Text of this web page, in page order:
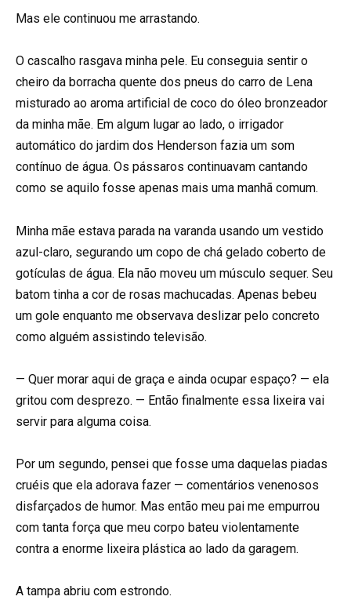
Mas ele continuou me arrastando.
O cascalho rasgava minha pele. Eu conseguia sentir o
cheiro da borracha quente dos pneus do carro de Lena
misturado ao aroma artificial de coco do óleo bronzeador
da minha mãe. Em algum lugar ao lado, o irrigador
automático do jardim dos Henderson fazia um som
contínuo de água. Os pássaros continuavam cantando
como se aquilo fosse apenas mais uma manhã comum.
Minha mãe estava parada na varanda usando um vestido
azul-claro, segurando um copo de chá gelado coberto de
gotículas de água. Ela não moveu um músculo sequer. Seu
batom tinha a cor de rosas machucadas. Apenas bebeu
um gole enquanto me observava deslizar pelo concreto
como alguém assistindo televisão.
— Quer morar aqui de graça e ainda ocupar espaço? — ela
gritou com desprezo. — Então finalmente essa lixeira vai
servir para alguma coisa.
Por um segundo, pensei que fosse uma daquelas piadas
cruéis que ela adorava fazer — comentários venenosos
disfarçados de humor. Mas então meu pai me empurrou
com tanta força que meu corpo bateu violentamente
contra a enorme lixeira plástica ao lado da garagem.
A tampa abriu com estrondo.